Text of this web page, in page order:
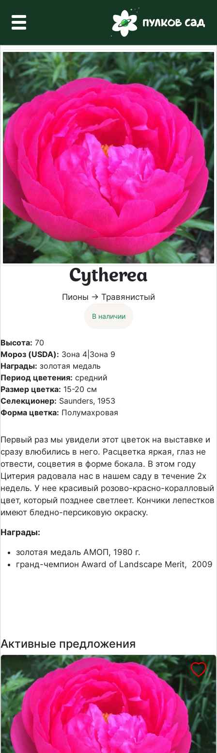
Cytherea
Пионы → Травянистый
В наличии
Высота: 70
Мороз (USDA): Зона 4|Зона 9
Награды: золотая медаль
Период цветения: средний
Размер цветка: 15-20 см
Селекционер: Saunders, 1953
Форма цветка: Полумахровая
Первый раз мы увидели этот цветок на выставке и
сразу влюбились в него. Расцветка яркая, глаз не
отвести, соцветия в форме бокала. В этом году
Цитерия радовала нас в нашем саду в течение 2х
недель. У нее красивый розово-красно-коралловый
цвет, который позднее светлеет. Кончики лепестков
имеют бледно-персиковую окраску.
Награды:
золотая медаль АМОП, 1980 г.
гранд-чемпион Award of Landscape Merit, 2009
Активные предложения